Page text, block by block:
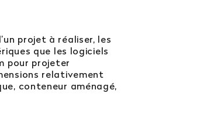
projet à réaliser, les
que les logiciels
pour projeter
relativement
conteneur aménagé,